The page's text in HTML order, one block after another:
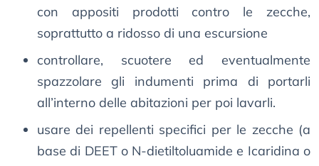
con appositi prodotti contro le zecche,
soprattutto a ridosso di una escursione
controllare, scuotere ed eventualmente
spazzolare gli indumenti prima di portarli
all’interno delle abitazioni per poi lavarli.
usare dei repellenti specifici per le zecche (a
base di DEET o N-dietiltoluamide e Icaridina o